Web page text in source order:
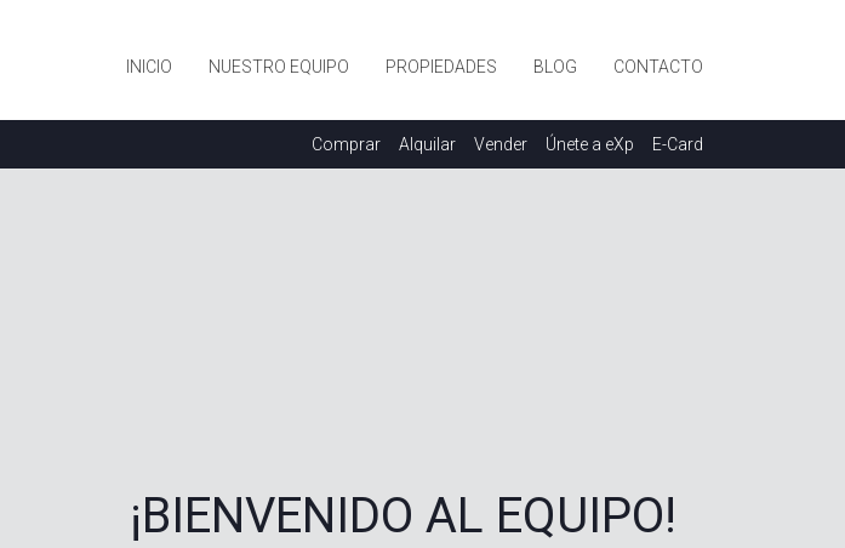
INICIO NUESTRO EQUIPO PROPIEDADES BLOG CONTACTO
Comprar Alquilar Vender Únete a eXp E-Card
¡BIENVENIDO AL EQUIPO!